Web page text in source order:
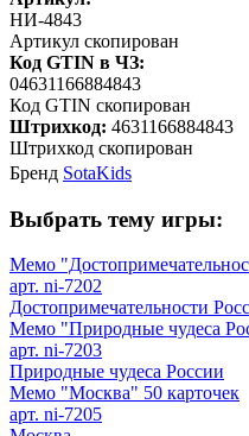
НИ-4843
Артикул скопирован
Код GTIN в ЧЗ:
04631166884843
Код GTIN скопирован
Штрихкод: 4631166884843
Штрихкод скопирован
Бренд SotaKids
Выбрать тему игры:
Мемо
арт. ni-7202
Достопримечательности
Мемо "Природные чудеса
арт. ni-7203
Природные чудеса России
Мемо "Москва" 50 карточек
арт. ni-7205